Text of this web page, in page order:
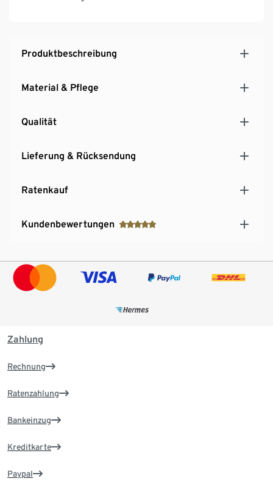
Mit Holzfüßen
Produktbeschreibung
Material & Pflege
Qualität
Lieferung & Rücksendung
Ratenkauf
Kundenbewertungen
Zahlung
Rechnung
Ratenzahlung
Bankeinzug
Kreditkarte
Paypal